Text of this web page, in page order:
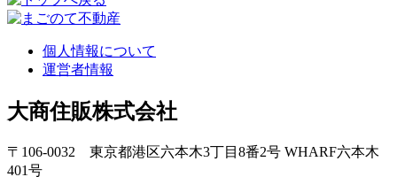
個人情報について
運営者情報
大商住販株式会社
〒106-0032 東京都港区六本木3丁目8番2号 WHARF六本木
401号